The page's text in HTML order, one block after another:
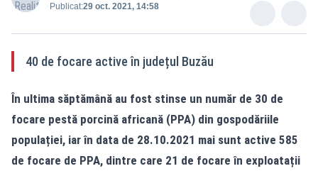
Publicat:29 oct. 2021, 14:58
40 de focare active în județul Buzău
În ultima săptămână au fost stinse un număr de 30 de
focare pestă porcină africană (PPA) din gospodăriile
populației, iar în data de 28.10.2021 mai sunt active 585
de focare de PPA, dintre care 21 de focare în exploatații